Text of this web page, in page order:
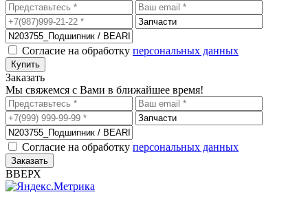
Согласие на обработку персональных данных
Заказать
Мы свяжемся с Вами в ближайшее время!
Согласие на обработку персональных данных
ВВЕРХ